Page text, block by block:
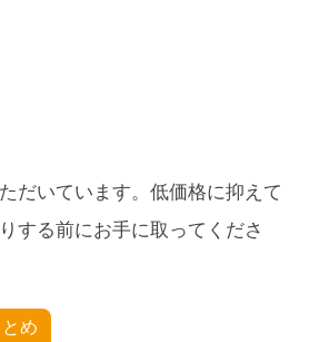
だいています。低価格に抑えて
する前にお手に取ってくださ
め